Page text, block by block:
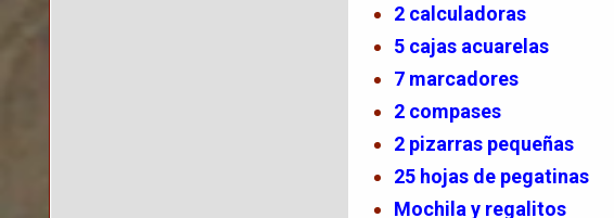
2 calculadoras
5 cajas acuarelas
7 marcadores
2 compases
2 pizarras pequeñas
25 hojas de pegatinas
Mochila y regalitos